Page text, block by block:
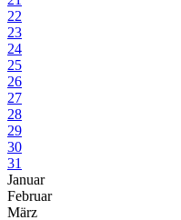
22
23
24
25
26
27
28
29
30
31
Januar
Februar
März